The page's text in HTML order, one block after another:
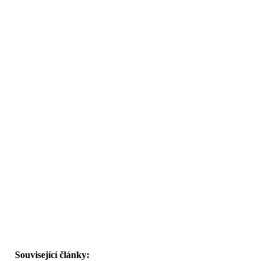
Související články: